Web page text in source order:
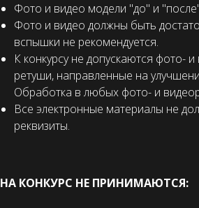
Фото и видео модели "до" и
Фото и видео должны быть
вспышки не рекомендуется.
К конкурсу не допускаются фото-
ретуши, направленные на
Обработка в любых фото- и
Все электронные материалы не
реквизиты.
НА КОНКУРС НЕ ПРИНИМАЮТСЯ: